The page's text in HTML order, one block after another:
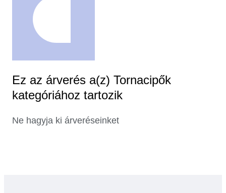
Ez az árverés a(z) Tornacipők
kategóriához tartozik
Ne hagyja ki árveréseinket